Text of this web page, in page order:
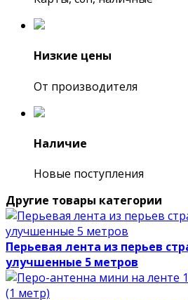
Низкие цены
От производителя
Наличие
Новые поступления
Другие товары категории
Перьевая лента из перьев
улучшенные 5 метров